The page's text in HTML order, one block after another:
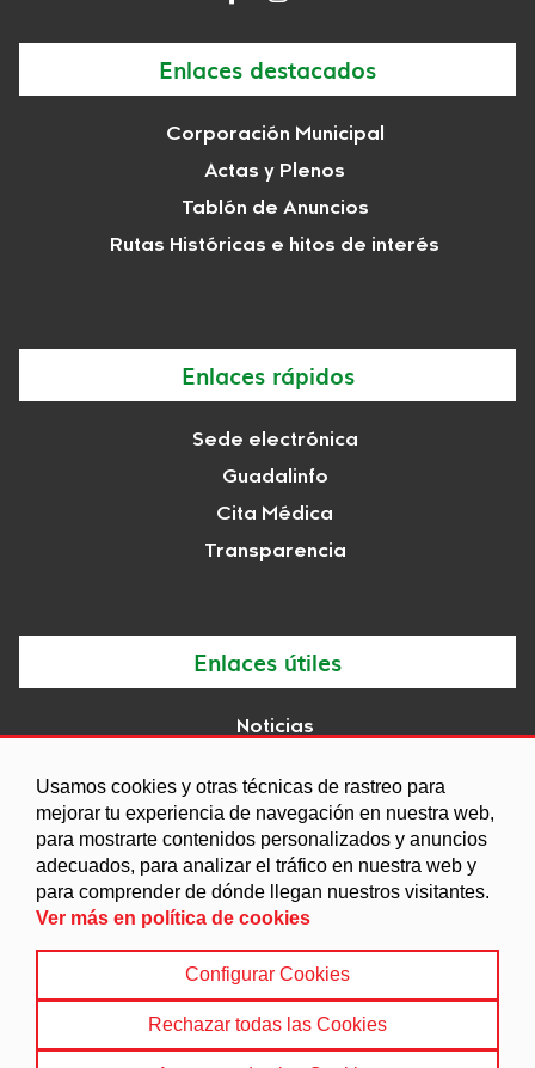
Usamos cookies y otras técnicas de rastreo para
mejorar tu experiencia de navegación en nuestra web,
para mostrarte contenidos personalizados y anuncios
adecuados, para analizar el tráfico en nuestra web y
para comprender de dónde llegan nuestros visitantes.
Ver más en política de cookies
Configurar Cookies
Rechazar todas las Cookies
Enlaces destacados
Corporación Municipal
Actas y Plenos
Tablón de Anuncios
Rutas Históricas e hitos de interés
Enlaces rápidos
Sede electrónica
Guadalinfo
Cita Médica
Transparencia
Enlaces útiles
Noticias
Ordenanzas
Entidades y asociaciones
Calidad del Agua
© 2022 Ayuntamiento de Dehesas Viejas
Política de Cookies